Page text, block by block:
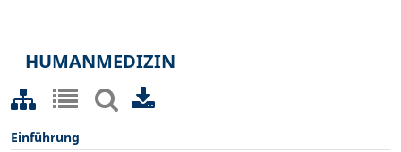
HUMANMEDIZIN
Einführung